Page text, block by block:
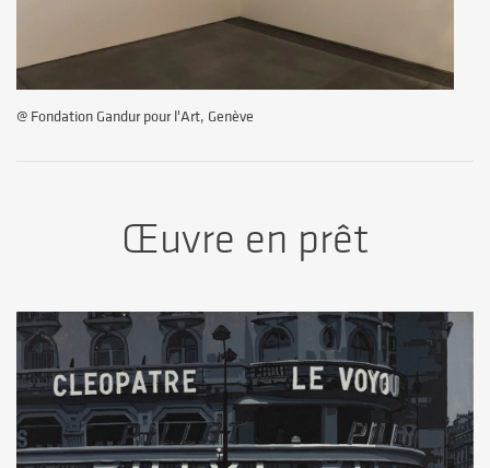
@ Fondation Gandur pour l'Art, Genève
Œuvre en prêt